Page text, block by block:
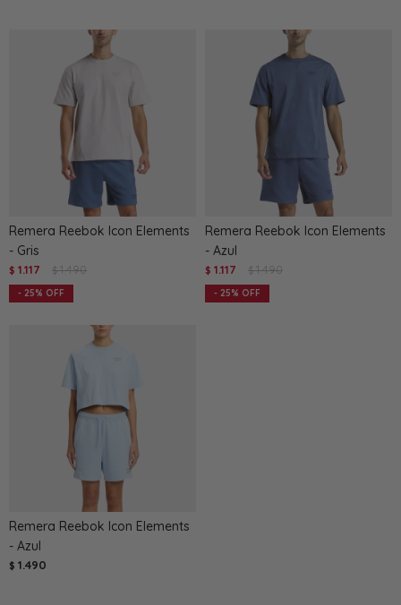
Remera Reebok Icon Elements
- Gris
$ 1.117 $ 1.490
25
Remera Reebok Icon Elements
- Azul
$ 1.117 $ 1.490
25
Remera Reebok Icon Elements
- Azul
$ 1.490